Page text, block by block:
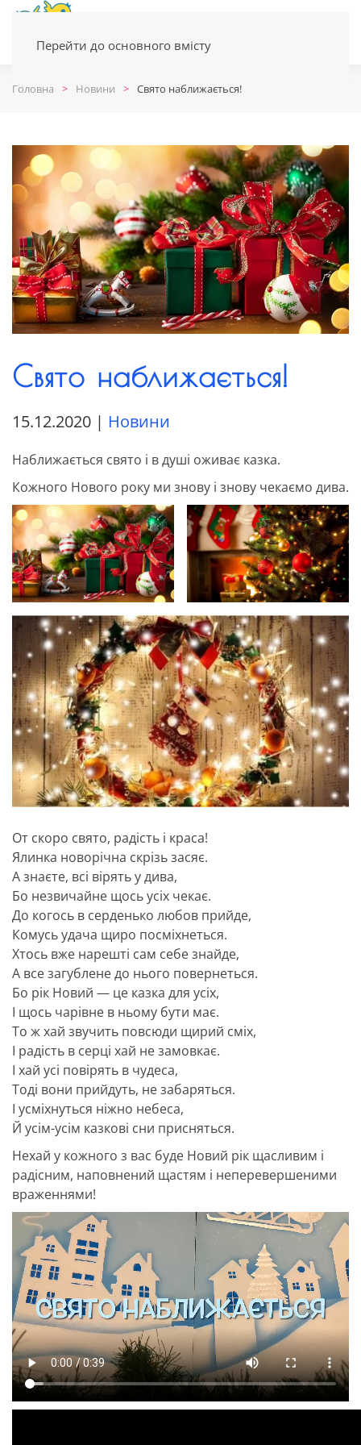
Перейти до основного вмісту
Головна Новини Свято наближається!
Свято наближається!
15.12.2020 | Новини
Наближається свято і в душі оживає казка.
Кожного Нового року ми знову і знову чекаємо дива.
От скоро свято, радість і краса!
Ялинка новорічна скрізь засяє.
А знаєте, всі вірять у дива,
Бо незвичайне щось усіх чекає.
До когось в серденько любов прийде,
Комусь удача щиро посміхнеться.
Хтось вже нарешті сам себе знайде,
А все загублене до нього повернеться.
Бо рік Новий — це казка для усіх,
І щось чарівне в ньому бути має.
То ж хай звучить повсюди щирий сміх,
І радість в серці хай не замовкає.
І хай усі повірять в чудеса,
Тоді вони прийдуть, не забаряться.
І усміхнуться ніжно небеса,
Й усім-усім казкові сни присняться.
Нехай у кожного з вас буде Новий рік щасливим і
радісним, наповнений щастям і неперевершеними
враженнями!